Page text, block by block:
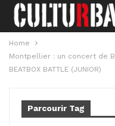
Home
Montpellier : un concert de
BEATBOX BATTLE (JUNIOR)
Parcourir Tag